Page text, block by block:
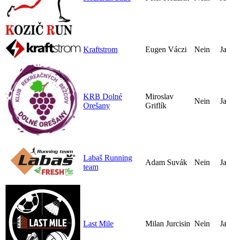
Kraftstrom Eugen Váczi Nein Ja
KRB Dolné
Orešany
Miroslav
Griflík
Nein Ja
Labaš Running
team
Adam Suvák Nein Ja
Last Mile Milan Jurcisin Nein Ja